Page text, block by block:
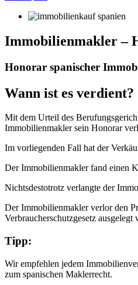
Immobilienmakler –
Honorar spanischer
Wann ist es verdient?
Mit dem Urteil des
Immobilienmakler sein Honorar
Im vorliegenden Fall hat der
Der Immobilienmakler fand einen
Nichtsdestotrotz verlangte der
Der Immobilienmakler verlor den
Verbraucherschutzgesetz
Tipp:
Wir empfehlen jedem
zum spanischen Maklerrecht.